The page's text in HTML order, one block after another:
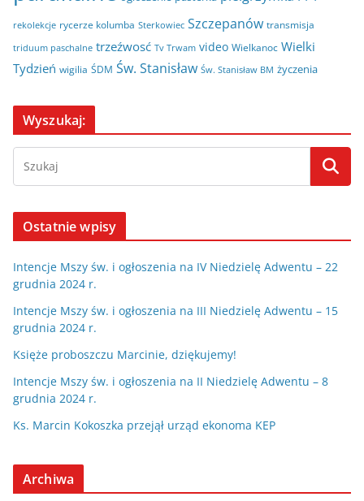
rekolekcje rycerze kolumba Sterkowiec Szczepanów transmisja
triduum paschalne trzeźwosć Tv Trwam video Wielkanoc Wielki
Tydzień wigilia ŚDM Św. Stanisław Św. Stanisław BM życzenia
Wyszukaj:
Ostatnie wpisy
Intencje Mszy św. i ogłoszenia na IV Niedzielę Adwentu – 22
grudnia 2024 r.
Intencje Mszy św. i ogłoszenia na III Niedzielę Adwentu – 15
grudnia 2024 r.
Księże proboszczu Marcinie, dziękujemy!
Intencje Mszy św. i ogłoszenia na II Niedzielę Adwentu – 8
grudnia 2024 r.
Ks. Marcin Kokoszka przejął urząd ekonoma KEP
Archiwa